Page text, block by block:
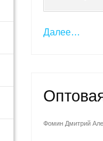
Далее…
Фомин Дмитрий